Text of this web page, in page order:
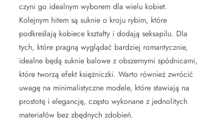
czyni go idealnym wyborem dla wielu kobiet.
Kolejnym hitem są suknie o kroju rybim, które
podkreślają kobiece kształty i dodają seksapilu. Dla
tych, które pragną wyglądać bardziej romantycznie,
idealne będą suknie balowe z obszernymi spódnicami,
które tworzą efekt księżniczki. Warto również zwrócić
uwagę na minimalistyczne modele, które stawiają na
prostotę i elegancję, często wykonane z jednolitych
materiałów bez zbędnych zdobień.